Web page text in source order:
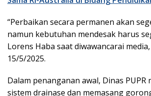
“Perbaikan secara permanen akan
namun kebutuhan mendesak harus
Lorens Haba saat diwawancarai
15/5/2025.
Dalam penanganan awal, Dinas PUPR
sistem drainase dan memasang